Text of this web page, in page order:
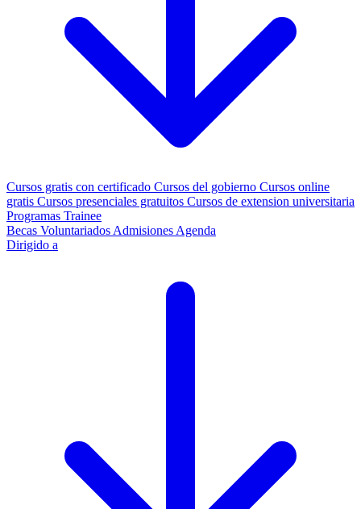
Cursos gratis con certificado Cursos del gobierno Cursos online
gratis Cursos presenciales gratuitos Cursos de extension universitaria
Programas Trainee
Becas Voluntariados Admisiones Agenda
Dirigido a